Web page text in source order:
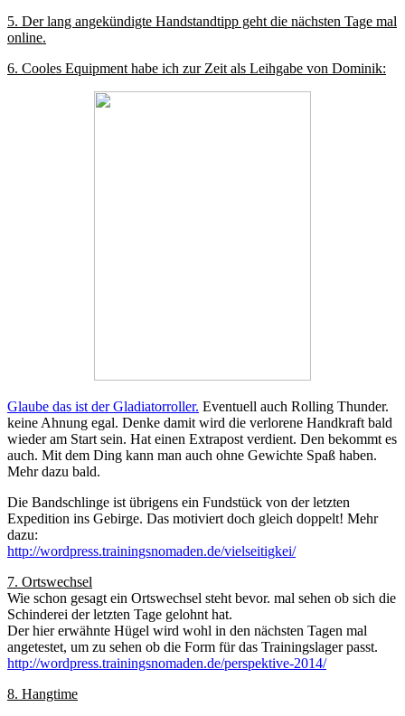
5. Der lang angekündigte Handstandtipp geht die nächsten Tage mal
online.
6. Cooles Equipment habe ich zur Zeit als Leihgabe von Dominik:
Glaube das ist der Gladiatorroller. Eventuell auch Rolling Thunder.
keine Ahnung egal. Denke damit wird die verlorene Handkraft bald
wieder am Start sein. Hat einen Extrapost verdient. Den bekommt es
auch. Mit dem Ding kann man auch ohne Gewichte Spaß haben.
Mehr dazu bald.
Die Bandschlinge ist übrigens ein Fundstück von der letzten
Expedition ins Gebirge. Das motiviert doch gleich doppelt! Mehr
dazu:
http://wordpress.trainingsnomaden.de/vielseitigkei/
7. Ortswechsel
Wie schon gesagt ein Ortswechsel steht bevor. mal sehen ob sich die
Schinderei der letzten Tage gelohnt hat.
Der hier erwähnte Hügel wird wohl in den nächsten Tagen mal
angetestet, um zu sehen ob die Form für das Trainingslager passt.
http://wordpress.trainingsnomaden.de/perspektive-2014/
8. Hangtime